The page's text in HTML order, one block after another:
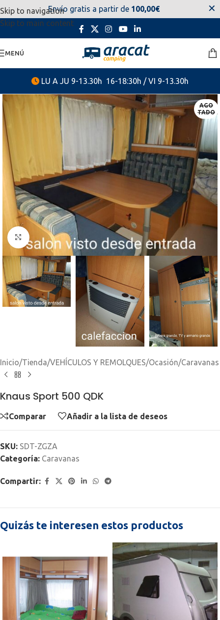
Skip to navigation
Skip to main content
estaremos disponibles. Disculpen las molestias.
MENÚ
LU A JU 9-13.30h 16-18:30h / VI 9-13.30h
Envío gratis a partir de 100,00€ ✕
AGO
TADO
Clic para ampliar
Inicio/Tienda/VEHÍCULOS Y REMOLQUES/Ocasión/Caravanas
Knaus Sport 500 QDK
Comparar Añadir a la lista de deseos
SKU: SDT-ZGZA
Categoría: Caravanas
Compartir:
Quizás te interesen estos productos